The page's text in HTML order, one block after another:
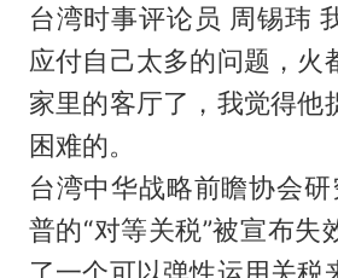
台湾时事评论员 周锡玮
应付自己太多的问题，火
家里的客厅了，我觉得他
困难的。
台湾中华战略前瞻协会
普的“对等关税”被宣布失
了一个可以弹性运用关税